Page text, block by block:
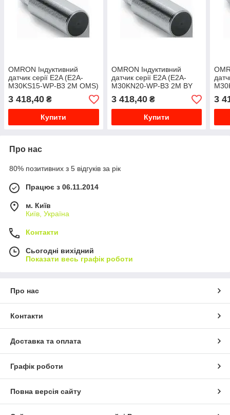
OMRON Індуктивний
датчик серії E2A (E2A-
M30KS15-WP-B3 2M OMS)
3 418,40 ₴
Купити
OMRON Індуктивний
датчик серії E2A (E2A-
M30KN20-WP-B3 2M BY
3 418,40₴
Купити
3
Про нас
80% позитивних з 5 відгуків за рік
Працює з 06.11.2014
м. Київ
Київ, Україна
Контакти
Сьогодні вихідний
Показати весь графік роботи
Про нас
Контакти
Доставка та оплата
Графік роботи
Повна версія сайту